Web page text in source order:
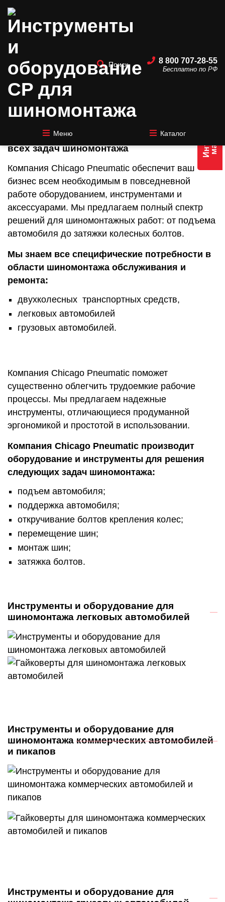
Меню Каталог
Поиск 8 800 707-28-55
Бесплатно по РФ
Инструменты и оборудование
CP для шиномонтажа
Оборудование Chicago Pneumatic — для
всех задач шиномонтажа
Компания Chicago Pneumatic обеспечит ваш
бизнес всем необходимым в повседневной
работе оборудованием, инструментами и
аксессуарами. Мы предлагаем полный спектр
решений для шиномонтажных работ: от подъема
автомобиля до затяжки колесных болтов.
Мы знаем все специфические потребности в
области шиномонтажа обслуживания и
ремонта:
двухколесных транспортных средств,
легковых автомобилей
грузовых автомобилей.
Компания Chicago Pneumatic поможет
существенно облегчить трудоемкие рабочие
процессы. Мы предлагаем надежные
инструменты, отличающиеся продуманной
эргономикой и простотой в использовании.
Компания Chicago Pneumatic производит
оборудование и инструменты для решения
следующих задач шиномонтажа:
подъем автомобиля;
поддержка автомобиля;
откручивание болтов крепления колес;
перемещение шин;
монтаж шин;
затяжка болтов.
Инструменты и оборудование для
шиномонтажа легковых автомобилей
Инструменты и оборудование для
шиномонтажа коммерческих автомобилей
и пикапов
Инструменты и оборудование для
Интернетмагазин